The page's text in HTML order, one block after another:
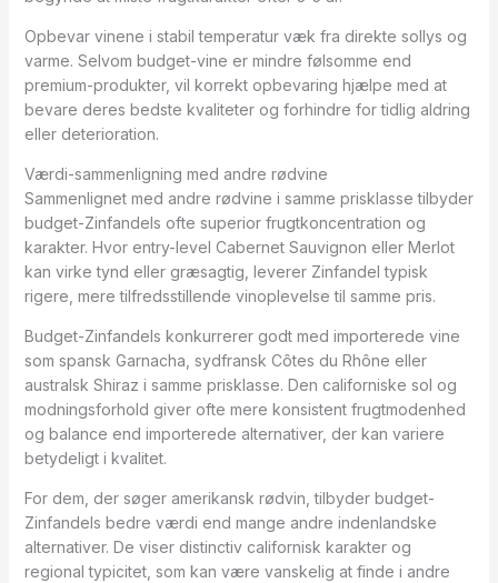
Opbevar vinene i stabil temperatur væk fra direkte sollys og
varme. Selvom budget-vine er mindre følsomme end
premium-produkter, vil korrekt opbevaring hjælpe med at
bevare deres bedste kvaliteter og forhindre for tidlig aldring
eller deterioration.
Værdi-sammenligning med andre rødvine
Sammenlignet med andre rødvine i samme prisklasse tilbyder
budget-Zinfandels ofte superior frugtkoncentration og
karakter. Hvor entry-level Cabernet Sauvignon eller Merlot
kan virke tynd eller græsagtig, leverer Zinfandel typisk
rigere, mere tilfredsstillende vinoplevelse til samme pris.
Budget-Zinfandels konkurrerer godt med importerede vine
som spansk Garnacha, sydfransk Côtes du Rhône eller
australsk Shiraz i samme prisklasse. Den californiske sol og
modningsforhold giver ofte mere konsistent frugtmodenhed
og balance end importerede alternativer, der kan variere
betydeligt i kvalitet.
For dem, der søger amerikansk rødvin, tilbyder budget-
Zinfandels bedre værdi end mange andre indenlandske
alternativer. De viser distinctiv californisk karakter og
regional typicitet, som kan være vanskelig at finde i andre